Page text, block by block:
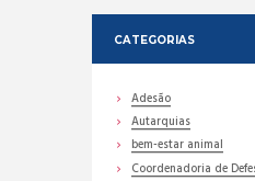
CATEGORIAS
Adesão
Autarquias
bem-estar animal
Coordenadoria de